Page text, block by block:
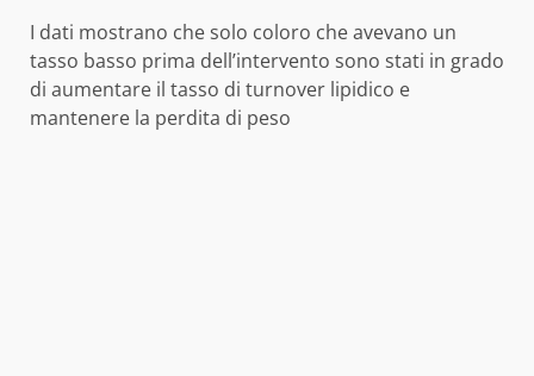
I dati mostrano che solo coloro che avevano un
tasso basso prima dell’intervento sono stati in grado
di aumentare il tasso di turnover lipidico e
mantenere la perdita di peso